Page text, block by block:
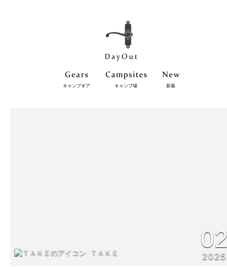
キャンプギア キャンプ場 新着
ＴＡＫＥ 2025